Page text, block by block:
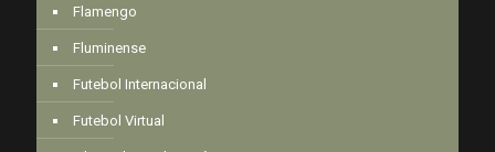
Flamengo
Fluminense
Futebol Internacional
Futebol Virtual